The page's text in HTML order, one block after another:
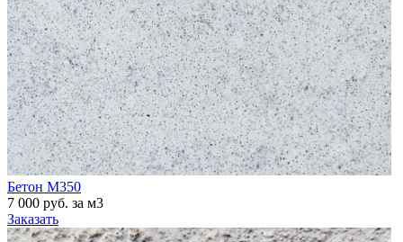
Бетон М350
7 000 руб. за м3
Заказать